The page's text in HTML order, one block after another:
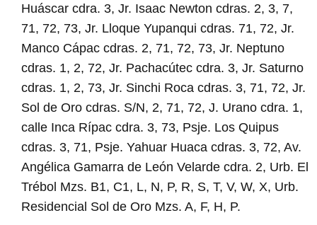
Huáscar cdra. 3, Jr. Isaac Newton cdras. 2, 3, 7,
71, 72, 73, Jr. Lloque Yupanqui cdras. 71, 72, Jr.
Manco Cápac cdras. 2, 71, 72, 73, Jr. Neptuno
cdras. 1, 2, 72, Jr. Pachacútec cdra. 3, Jr. Saturno
cdras. 1, 2, 73, Jr. Sinchi Roca cdras. 3, 71, 72, Jr.
Sol de Oro cdras. S/N, 2, 71, 72, J. Urano cdra. 1,
calle Inca Rípac cdra. 3, 73, Psje. Los Quipus
cdras. 3, 71, Psje. Yahuar Huaca cdras. 3, 72, Av.
Angélica Gamarra de León Velarde cdra. 2, Urb. El
Trébol Mzs. B1, C1, L, N, P, R, S, T, V, W, X, Urb.
Residencial Sol de Oro Mzs. A, F, H, P.